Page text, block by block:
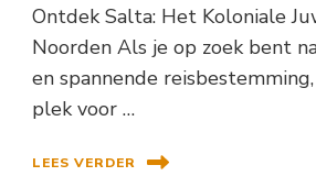
Ontdek Salta: Het Koloniale
Noorden Als je op zoek bent
en spannende
plek voor …
LEES VERDER